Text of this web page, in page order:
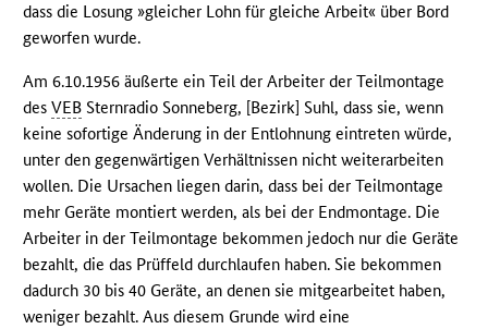
dass die Losung »gleicher Lohn für gleiche Arbeit« über Bord
geworfen wurde.
Am 6.10.1956 äußerte ein Teil der Arbeiter der Teilmontage
desVEB Sternradio Sonneberg, [Bezirk] Suhl, dass sie, wenn
keine sofortige Änderung in der Entlohnung eintreten würde,
unter den gegenwärtigen Verhältnissen nicht weiterarbeiten
wollen. Die Ursachen liegen darin, dass bei der Teilmontage
mehr Geräte montiert werden, als bei der Endmontage. Die
Arbeiter in der Teilmontage bekommen jedoch nur die Geräte
bezahlt, die das Prüffeld durchlaufen haben. Sie bekommen
dadurch 30 bis 40 Geräte, an denen sie mitgearbeitet haben,
weniger bezahlt. Aus diesem Grunde wird eine